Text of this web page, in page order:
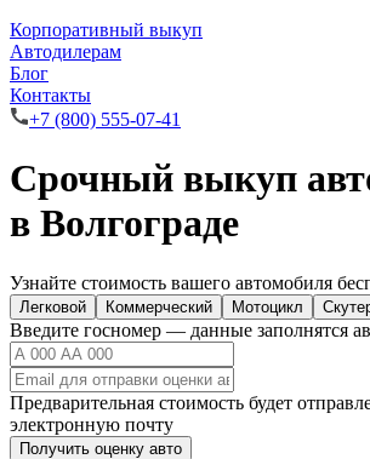
Корпоративный выкуп
Автодилерам
Блог
Контакты
+7 (800) 555-07-41
Срочный выкуп
в Волгограде
Узнайте стоимость вашего автомобиля
Легковой Коммерческий Мотоцикл
Введите госномер — данные заполнятся
Предварительная стоимость будет
электронную почту
Получить оценку авто